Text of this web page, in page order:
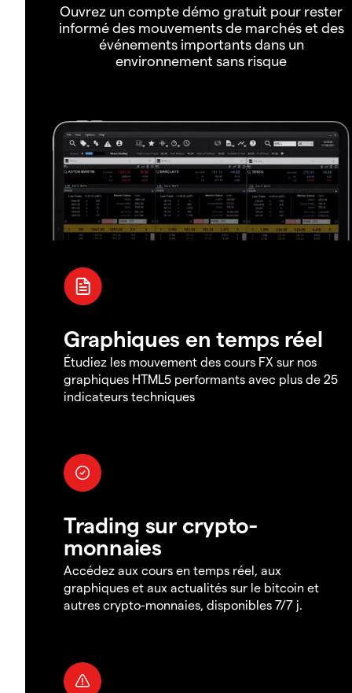
Ouvrez un compte démo gratuit pour rester
informé des mouvements de marchés et des
événements importants dans un
environnement sans risque
Graphiques en temps réel
Étudiez les mouvement des cours FX sur nos
graphiques HTML5 performants avec plus de 25
indicateurs techniques
Trading sur crypto-
monnaies
Accédez aux cours en temps réel, aux
graphiques et aux actualités sur le bitcoin et
autres crypto-monnaies, disponibles 7/7 j.